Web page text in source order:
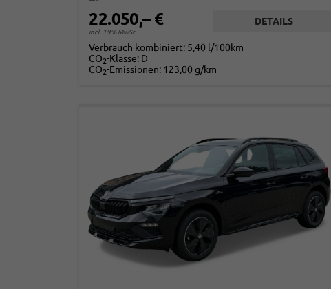
22.050,– €
incl. 19% MwSt.
DETAILS
Verbrauch kombiniert: 5,40 l/100km
CO2-Klasse: D
CO2-Emissionen: 123,00 g/km